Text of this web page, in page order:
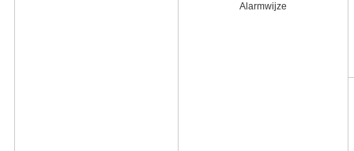
Alarmwijze